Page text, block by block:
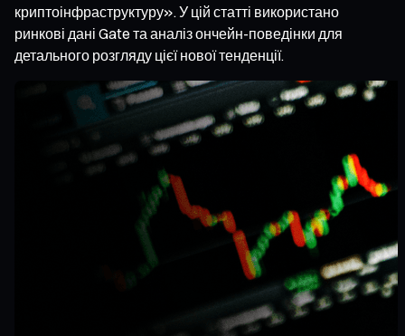
криптоінфраструктуру». У цій статті використано
ринкові дані Gate та аналіз ончейн-поведінки для
детального розгляду цієї нової тенденції.